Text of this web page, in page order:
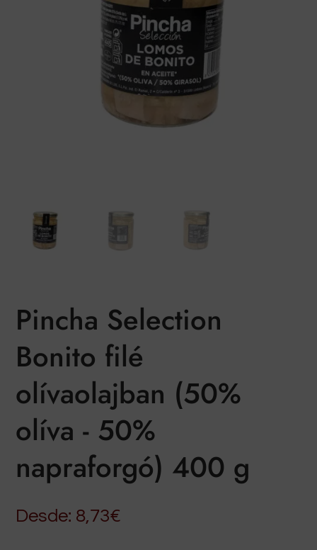
Pincha Selection
Bonito filé
olívaolajban (50%
olíva - 50%
napraforgó) 400 g
Desde: 8,73€